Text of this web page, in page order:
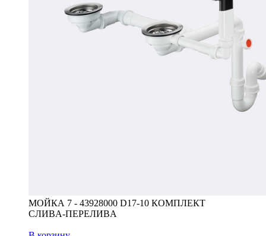
МОЙКА 7 - 43928000 D17-10 КОМПЛЕКТ
CЛИВA-ПEPEЛИВA